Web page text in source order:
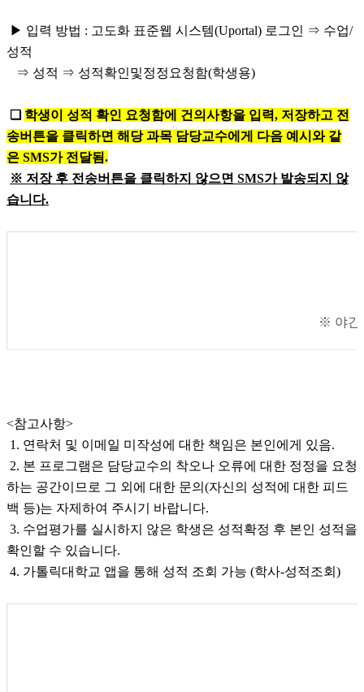
▶ 입력 방법 : 고도화 표준웹 시스템(Uportal) 로그인 ⇒ 수업/
성적
⇒ 성적 ⇒ 성적확인및정정요청함(학생용)
❏ 학생이 성적 확인 요청함에 건의사항을 입력, 저장하고 전
송버튼을 클릭하면 해당 과목 담당교수에게 다음 예시와 같
은 SMS가 전달됨.
※ 저장 후 전송버튼을 클릭하지 않으면 SMS가 발송되지 않
습니다.
※ 야간
<참고사항>
1. 연락처 및 이메일 미작성에 대한 책임은 본인에게 있음.
2. 본 프로그램은 담당교수의 착오나 오류에 대한 정정을 요청
하는 공간이므로 그 외에 대한 문의(자신의 성적에 대한 피드
백 등)는 자제하여 주시기 바랍니다.
3. 수업평가를 실시하지 않은 학생은 성적확정 후 본인 성적을
확인할 수 있습니다.
4. 가톨릭대학교 앱을 통해 성적 조회 가능 (학사-성적조회)